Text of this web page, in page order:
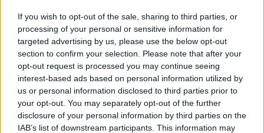
If you wish to opt-out of the sale, sharing to third parties, or
processing of your personal or sensitive information for
targeted advertising by us, please use the below opt-out
section to confirm your selection. Please note that after your
opt-out request is processed you may continue seeing
interest-based ads based on personal information utilized by
us or personal information disclosed to third parties prior to
your opt-out. You may separately opt-out of the further
disclosure of your personal information by third parties on the
IAB’s list of downstream participants. This information may
Lietuvos diena
Visi įrašai
Žiūrimiausi įrašai